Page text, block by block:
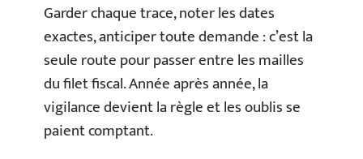
Garder chaque trace, noter les dates
exactes, anticiper toute demande : c’est la
seule route pour passer entre les mailles
du filet fiscal. Année après année, la
vigilance devient la règle et les oublis se
paient comptant.